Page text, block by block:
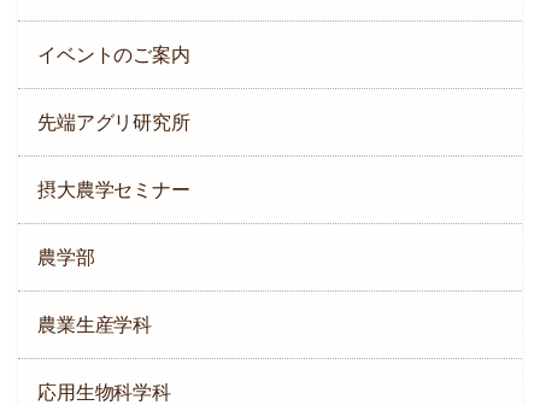
イベントのご案内
先端アグリ研究所
摂大農学セミナー
農学部
農業生産学科
応用生物科学科